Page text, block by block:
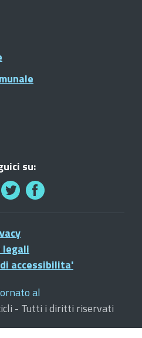
su:
legali
accessibilita'
al
- Tutti i diritti riservati